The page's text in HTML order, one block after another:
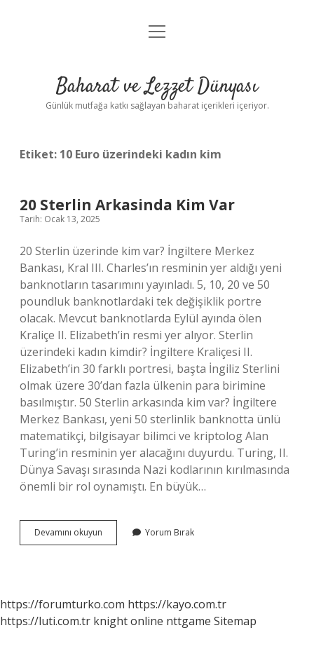
Anasayfa
Yasal Uyarı
menüyü
Baharat ve Lezzet Dünyası
Günlük mutfağa katkı sağlayan baharat içerikleri içeriyor.
Etiket: 10 Euro üzerindeki kadın kim
20 Sterlin Arkasinda Kim Var
Tarih: Ocak 13, 2025
20 Sterlin üzerinde kim var? İngiltere Merkez
Bankası, Kral III. Charles’ın resminin yer aldığı yeni
banknotların tasarımını yayınladı. 5, 10, 20 ve 50
poundluk banknotlardaki tek değişiklik portre
olacak. Mevcut banknotlarda Eylül ayında ölen
Kraliçe II. Elizabeth’in resmi yer alıyor. Sterlin
üzerindeki kadın kimdir? İngiltere Kraliçesi II.
Elizabeth’in 30 farklı portresi, başta İngiliz Sterlini
olmak üzere 30’dan fazla ülkenin para birimine
basılmıştır. 50 Sterlin arkasında kim var? İngiltere
Merkez Bankası, yeni 50 sterlinlik banknotta ünlü
matematikçi, bilgisayar bilimci ve kriptolog Alan
Turing’in resminin yer alacağını duyurdu. Turing, II.
Dünya Savaşı sırasında Nazi kodlarının kırılmasında
önemli bir rol oynamıştı. En büyük…
Devamını okuyun
Sterlin
Yorum Bırak
https://forumturko.com https://kayo.com.tr
https://luti.com.tr knight online nttgame Sitemap